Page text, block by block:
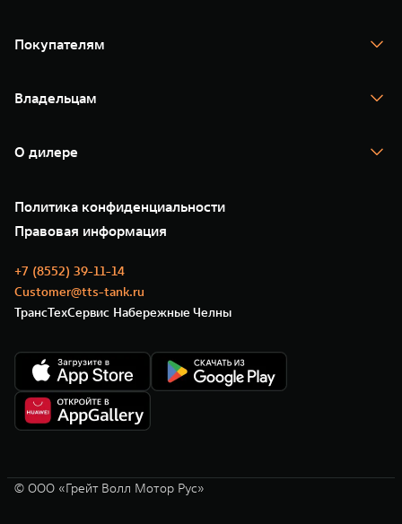
TANK 400
TANK 500
Покупателям
Тест-драйв
TANK Финансы
Корпоративным клиентам
Зарядные станции
Владельцам
Помощь на дороге
Новые цифровые сервисы TANK
Сервис
Нулевое ТО
Моторные масла
О дилере
35 лет GWM
GWM ТЕХ ДЕНЬ
Новости
Политика конфиденциальности
Правовая информация
+7 (8552) 39-11-14
Customer@tts-tank.ru
ТрансТехСервис Набережные Челны
© ООО «Грейт Волл Мотор Рус»